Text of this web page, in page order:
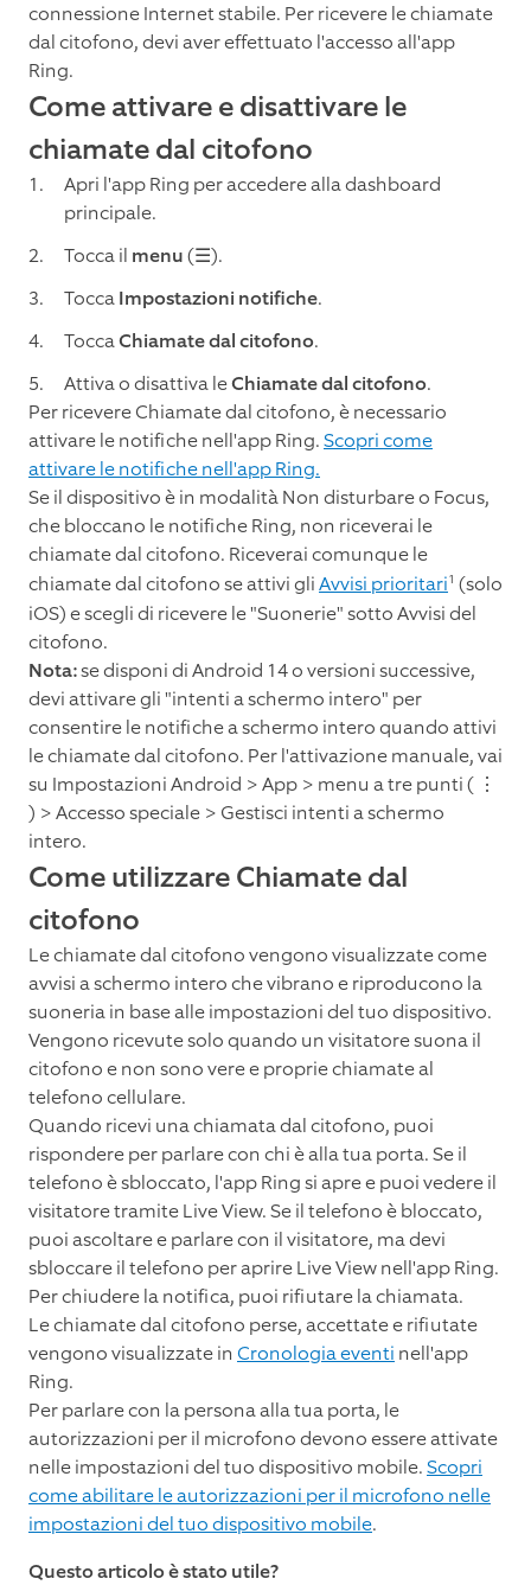
connessione Internet stabile. Per ricevere le chiamate
dal citofono, devi aver effettuato l'accesso all'app
Ring.
Come attivare e disattivare le
chiamate dal citofono
Apri l'app Ring per accedere alla dashboard
principale.
Tocca il menu(☰).
ToccaImpostazioni notifiche.
ToccaChiamate dal citofono.
Attiva o disattiva leChiamate dal citofono.
Per ricevere Chiamate dal citofono, è necessario
attivare le notifiche nell'app Ring.Scopri come
attivare le notifiche nell'app Ring.
Se il dispositivo è in modalità Non disturbare o Focus,
che bloccano le notifiche Ring, non riceverai le
chiamate dal citofono. Riceverai comunque le
chiamate dal citofono se attivi gliAvvisi prioritari1 (solo
iOS) e scegli di ricevere le "Suonerie" sotto Avvisi del
citofono.
Nota:se disponi di Android 14 o versioni successive,
devi attivare gli "intenti a schermo intero" per
consentire le notifiche a schermo intero quando attivi
le chiamate dal citofono. Per l'attivazione manuale, vai
su Impostazioni Android > App > menu a tre punti ( ⋮
) > Accesso speciale > Gestisci intenti a schermo
intero.
Come utilizzare Chiamate dal
citofono
Le chiamate dal citofono vengono visualizzate come
avvisi a schermo intero che vibrano e riproducono la
suoneria in base alle impostazioni del tuo dispositivo.
Vengono ricevute solo quando un visitatore suona il
citofono e non sono vere e proprie chiamate al
telefono cellulare.
Quando ricevi una chiamata dal citofono, puoi
rispondere per parlare con chi è alla tua porta. Se il
telefono è sbloccato, l'app Ring si apre e puoi vedere il
visitatore tramite Live View. Se il telefono è bloccato,
puoi ascoltare e parlare con il visitatore, ma devi
sbloccare il telefono per aprire Live View nell'app Ring.
Per chiudere la notifica, puoi rifiutare la chiamata.
Le chiamate dal citofono perse, accettate e rifiutate
vengono visualizzate in Cronologia eventi nell'app
Ring.
Per parlare con la persona alla tua porta, le
autorizzazioni per il microfono devono essere attivate
nelle impostazioni del tuo dispositivo mobile.Scopri
come abilitare le autorizzazioni per il microfono nelle
impostazioni del tuo dispositivo mobile.
Questo articolo è stato utile?